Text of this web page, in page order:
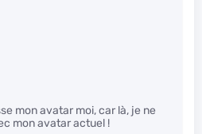
mon avatar moi, car là, je ne
mon avatar actuel !